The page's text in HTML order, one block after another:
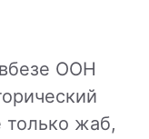
ООН
жаб,